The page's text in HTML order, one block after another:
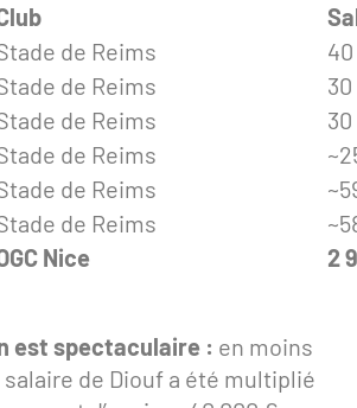
de Reims
de Reims
de Reims
de Reims
de Reims
de Reims
Nice 2
est spectaculaire : en moins
de Diouf a été multiplié